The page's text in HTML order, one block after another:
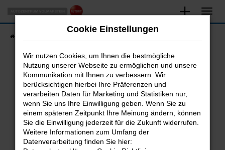
Zum
Hauptinhalt
springen
Fahrzeugsuche
Fehler: Network Error
Beim Laden ist ein Fehler aufgetreten.
Hier sind ein paar Tipps, die dir helfen können:
Überprüfe deine Firewall und deine
Internetverbindung.
Cookie Einstellungen
Wir nutzen Cookies, um Ihnen die bestmögliche
Nutzung unserer Webseite zu ermöglichen und unsere
Kommunikation mit Ihnen zu verbessern. Wir
berücksichtigen hierbei Ihre Präferenzen und
verarbeiten Daten für Marketing und Statistiken nur,
wenn Sie uns Ihre Einwilligung geben. Wenn Sie zu
einem späteren Zeitpunkt Ihre Meinung ändern, können
Sie die Einwilligung jederzeit für die Zukunft widerrufen.
Weitere Informationen zum Umfang der
Datenverarbeitung finden Sie hier: